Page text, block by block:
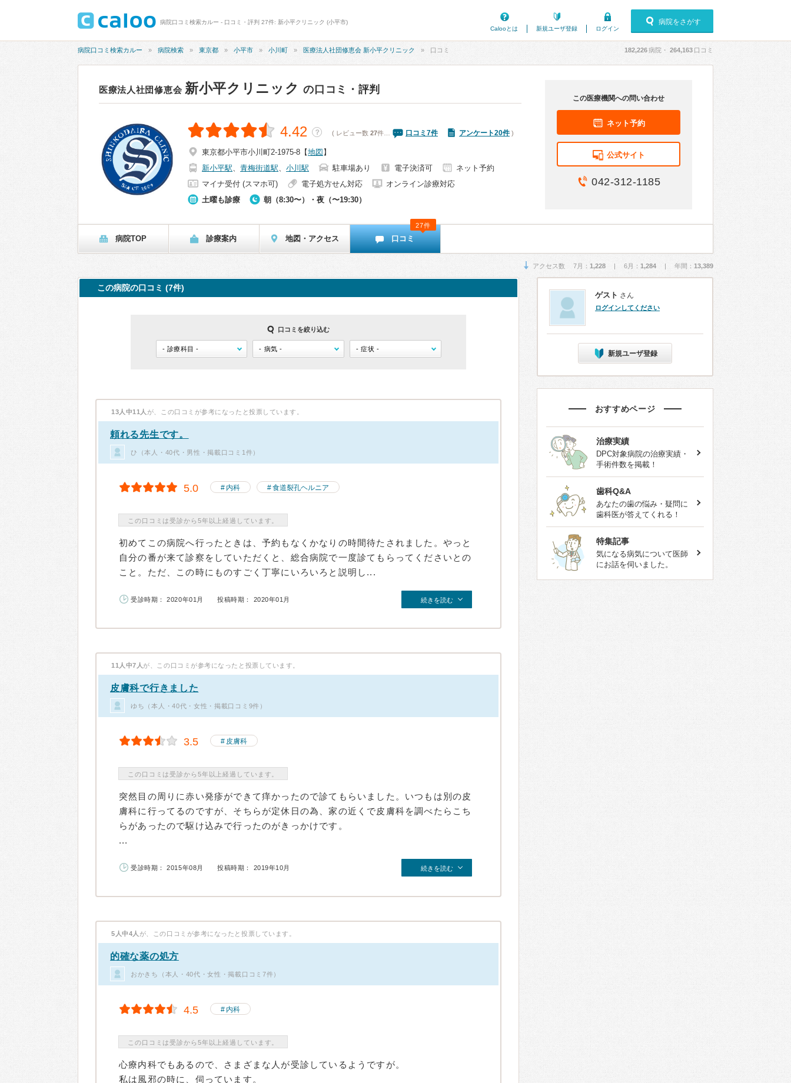
病院口コミ検索カルー - 口コミ・評判 27件: 新小平クリニック (小平市)
Calooとは
新規ユーザ登録 ログイン
病院をさがす
病院口コミ検索カルー 病院検索 東京都 小平市 小川町 医療法人社団修恵会 新小平クリニック 口コミ 182,226病院・ 264,163 口コミ
医療法人社団修恵会 新小平クリニック の口コミ・評判
4.42 ？ ( レビュー数 27件… 口コミ 7件 アンケート20件)
東京都小平市小川町2-1975-8 【地図 】
新小平駅、 青梅街道駅、 小川駅 駐車場あり 電子決済可
ネット予約
マイナ受付 (スマホ可)
電子処方せん対応
オンライン診療対応
土曜も診療
朝（8:30〜）・夜（〜19:30）
この医療機関への問い合わせ
ネット予約
公式サイト
042-312-1185
病院TOP 診療案内 地図・アクセス 口コミ
27件
アクセス数 7月： 1,228 | 6月： 1,284 | 年間： 13,389
この病院の口コミ (7件)
口コミを絞り込む
13人中11人 が、この口コミが参考になったと投票しています。
頼れる先生です。
ひ（本人・40代・男性・掲載口コミ1件）
5.0 内科 食道裂孔ヘルニア
この口コミは受診から5年以上経過しています。
初めてこの病院へ行ったときは、予約もなくかなりの時間待たされました。やっと
自分の番が来て診察をしていただくと、総合病院で一度診てもらってくださいとの
こと。ただ、この時にものすごく丁寧にいろいろと説明し...
受診時期： 2020年01月 投稿時期： 2020年01月 続きを読む
11人中7人 が、この口コミが参考になったと投票しています。
皮膚科で行きました
ゆち（本人・40代・女性・掲載口コミ9件）
3.5 皮膚科
この口コミは受診から5年以上経過しています。
突然目の周りに赤い発疹ができて痒かったので診てもらいました。いつもは別の皮
膚科に行ってるのですが、そちらが定休日の為、家の近くで皮膚科を調べたらこち
らがあったので駆け込みで行ったのがきっかけです。
...
受診時期： 2015年08月 投稿時期： 2019年10月 続きを読む
5人中4人 が、この口コミが参考になったと投票しています。
的確な薬の処方
おかきち（本人・40代・女性・掲載口コミ7件）
4.5 内科
この口コミは受診から5年以上経過しています。
心療内科でもあるので、さまざまな人が受診しているようですが。
私は風邪の時に、伺っています。
ゲスト さん
ログインしてください
新規ユーザ登録
おすすめページ
治療実績
DPC対象病院の治療実績・
手術件数を掲載！
歯科Q&A
あなたの歯の悩み・疑問に
歯科医が答えてくれる！
特集記事
気になる病気について医師
にお話を伺いました。